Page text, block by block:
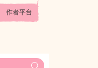
作者平台